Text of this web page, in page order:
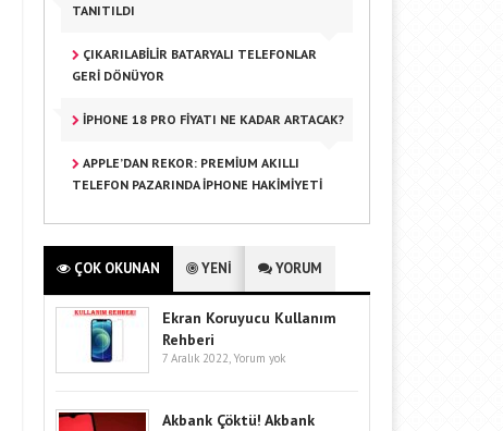
TANITILDI
ÇIKARILABILIR BATARYALI TELEFONLAR
GERI DÖNÜYOR
IPHONE 18 PRO FIYATI NE KADAR ARTACAK?
APPLE’DAN REKOR: PREMIUM AKILLI
TELEFON PAZARINDA IPHONE HAKIMIYETI
ÇOK OKUNAN YENİ YORUM
Ekran Koruyucu Kullanım
Rehberi
7 Aralık 2022, Yorum yok
Akbank Çöktü! Akbank